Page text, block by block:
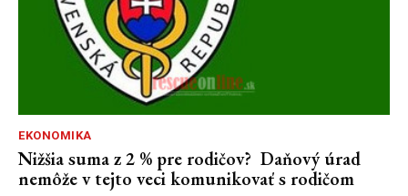
EKONOMIKA
Nižšia suma z 2 % pre rodičov? Daňový úrad
nemôže v tejto veci komunikovať s rodičom